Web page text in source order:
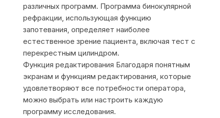
различных программ. Программа бинокулярной
рефракции, использующая функцию
запотевания, определяет наиболее
естественное зрение пациента, включая тест с
перекрестным цилиндром.
Функция редактирования Благодаря понятным
экранам и функциям редактирования, которые
удовлетворяют все потребности оператора,
можно выбрать или настроить каждую
программу исследования.